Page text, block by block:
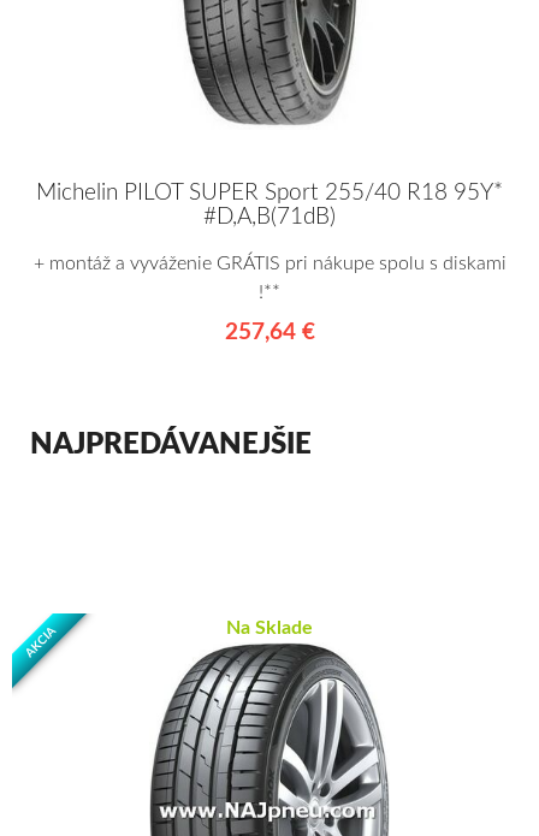
Michelin PILOT SUPER Sport 255/40 R18 95Y*
#D,A,B(71dB)
+ montáž a vyváženie GRÁTIS pri nákupe spolu s diskami
!**
257,64 €
NAJPREDÁVANEJŠIE
AKCIA Na Sklade